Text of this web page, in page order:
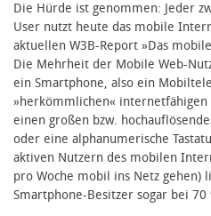
Die Hürde ist genommen: Jeder
User nutzt heute das mobile
aktuellen W3B-Report »Das
Die Mehrheit der Mobile Web-
ein Smartphone, also ein
»herkömmlichen«
einen großen bzw.
oder eine alphanumerische
aktiven Nutzern des mobilen
pro Woche mobil ins Netz gehen)
Smartphone-Besitzer sogar bei 70